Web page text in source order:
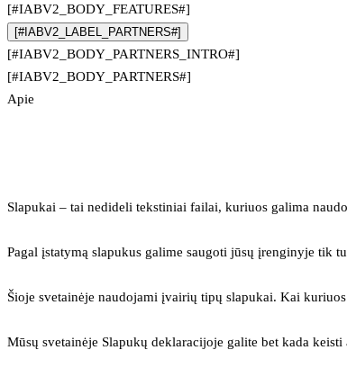
[#IABV2_BODY_FEATURES#]
[#IABV2_LABEL_PARTNERS#]
[#IABV2_BODY_PARTNERS_INTRO#]
[#IABV2_BODY_PARTNERS#]
Apie
Slapukai – tai nedideli tekstiniai failai, kuriuos galima
Pagal įstatymą slapukus galime saugoti jūsų įrenginyje tik
Šioje svetainėje naudojami įvairių tipų slapukai. Kai
Mūsų svetainėje Slapukų deklaracijoje galite bet kada